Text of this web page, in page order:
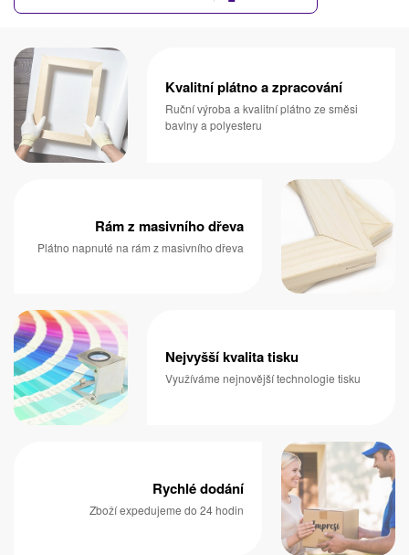
Kvalitní plátno a zpracování
Ruční výroba a kvalitní plátno ze směsi
bavlny a polyesteru
Rám z masivního dřeva
Plátno napnuté na rám z masivního dřeva
Nejvyšší kvalita tisku
Využíváme nejnovější technologie tisku
Rychlé dodání
Zboží expedujeme do 24 hodin